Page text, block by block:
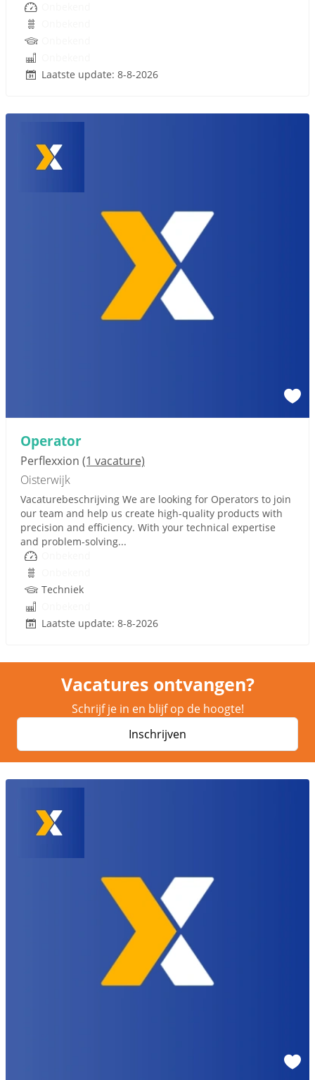
Laatste update: 8-8-2026
Operator
Perflexxion (1 vacature)
Oisterwijk
Vacaturebeschrijving We are looking for Operators to join
our team and help us create high-quality products with
precision and efficiency. With your technical expertise
and problem-solving...
Techniek
Laatste update: 8-8-2026
Vacatures ontvangen?
Schrijf je in en blijf op de hoogte!
Inschrijven